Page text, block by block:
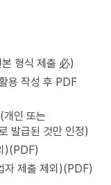
형식 제출 必)
용 작성 후 PDF
인 또는
발급된 것만 인정)
)(PDF)
자 제출 제외)(PDF)